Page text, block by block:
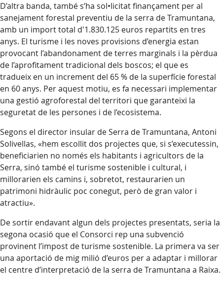
D’altra banda, també s’ha sol•licitat finançament per al
sanejament forestal preventiu de la serra de Tramuntana,
amb un import total d'1.830.125 euros repartits en tres
anys. El turisme i les noves provisions d’energia estan
provocant l’abandonament de terres marginals i la pèrdua
de l’aprofitament tradicional dels boscos; el que es
tradueix en un increment del 65 % de la superfície forestal
en 60 anys. Per aquest motiu, es fa necessari implementar
una gestió agroforestal del territori que garanteixi la
seguretat de les persones i de l’ecosistema.
Segons el director insular de Serra de Tramuntana, Antoni
Solivellas, «hem escollit dos projectes que, si s’executessin,
beneficiarien no només els habitants i agricultors de la
Serra, sinó també el turisme sostenible i cultural, i
millorarien els camins i, sobretot, restaurarien un
patrimoni hidràulic poc conegut, però de gran valor i
atractiu».
De sortir endavant algun dels projectes presentats, seria la
segona ocasió que el Consorci rep una subvenció
provinent l’impost de turisme sostenible. La primera va ser
una aportació de mig milió d’euros per a adaptar i millorar
el centre d’interpretació de la serra de Tramuntana a Raixa.